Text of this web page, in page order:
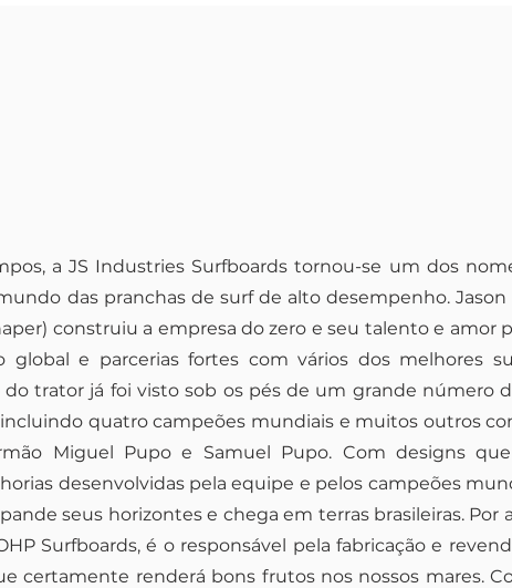
Visualização rápida
Prancha de Carbono | CarboTune Xero Gravity
Preço
R$ 5.810,00
a JS Industries Surfboards tornou-se um dos
das pranchas de surf de alto desempenho.
construiu a empresa do zero e seu talento e amor
global e parcerias fortes com vários dos melhores
trator já foi visto sob os pés de um grande número
quatro campeões mundiais e muitos outros
Miguel Pupo e Samuel Pupo. Com designs
desenvolvidas pela equipe e pelos campeões
seus horizontes e chega em terras brasileiras. Por
Surfboards, é o responsável pela fabricação e
certamente renderá bons frutos nos nossos mares.